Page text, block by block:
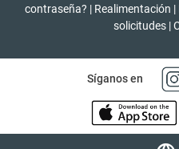
contraseña? | Realimentación |
solicitudes |
Síganos en